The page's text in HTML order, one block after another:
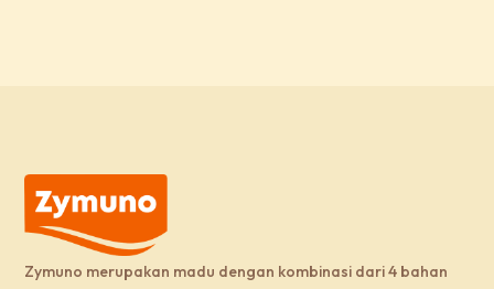
Zymuno merupakan madu dengan kombinasi dari 4 bahan